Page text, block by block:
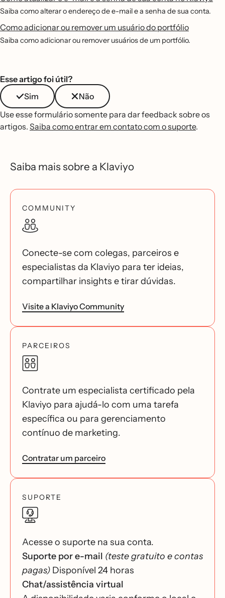
Saiba como alterar o endereço de e-mail e a senha de sua conta.
Como adicionar ou remover um usuário do portfólio
Saiba como adicionar ou remover usuários de um portfólio.
Esse artigo foi útil?
Sim
Não
Use esse formulário somente para dar feedback sobre os
artigos. Saiba como entrar em contato com o suporte.
Saiba mais sobre a Klaviyo
COMMUNITY
Conecte-se com colegas, parceiros e
especialistas da Klaviyo para ter ideias,
compartilhar insights e tirar dúvidas.
Visite a Klaviyo Community
PARCEIROS
Contrate um especialista certificado pela
Klaviyo para ajudá-lo com uma tarefa
específica ou para gerenciamento
contínuo de marketing.
Contratar um parceiro
SUPORTE
Acesse o suporte na sua conta.
Suporte por e-mail (teste gratuito e contas
pagas) Disponível 24 horas
Chat/assistência virtual